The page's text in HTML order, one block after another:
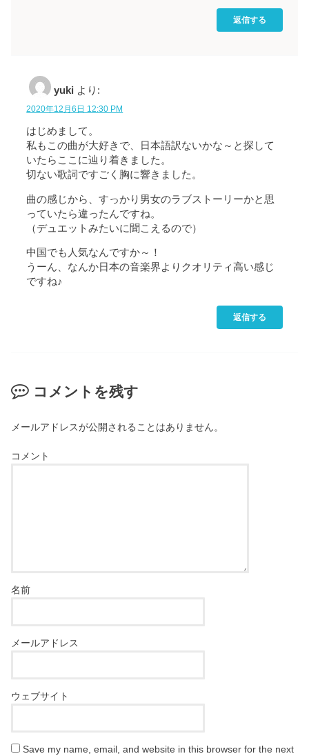
返信する
yuki より:
2020年12月6日 12:30 PM
はじめまして。
私もこの曲が大好きで、日本語訳ないかな～と探して
いたらここに辿り着きました。
切ない歌詞ですごく胸に響きました。
曲の感じから、すっかり男女のラブストーリーかと思
っていたら違ったんですね。
（デュエットみたいに聞こえるので）
中国でも人気なんですか～！
うーん、なんか日本の音楽界よりクオリティ高い感じ
ですね♪
返信する
コメントを残す
メールアドレスが公開されることはありません。
コメント
名前
メールアドレス
ウェブサイト
Save my name, email, and website in this browser for the next